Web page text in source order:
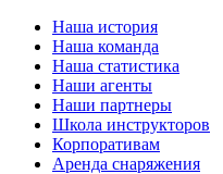
Наша история
Наша команда
Наша статистика
Наши агенты
Наши партнеры
Школа инструкторов
Корпоративам
Аренда снаряжения